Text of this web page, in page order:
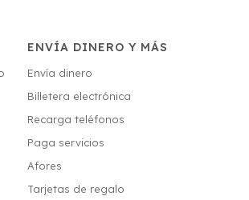
ENVÍA DINERO Y MÁS
Envía dinero
Billetera electrónica
Recarga teléfonos
Paga servicios
Afores
Tarjetas de regalo